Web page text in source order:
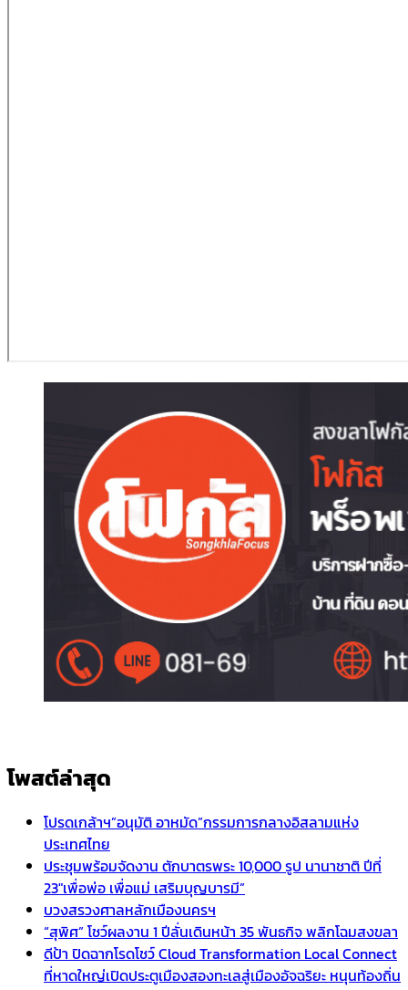
โพสต์ล่าสุด
โปรดเกล้าฯ”อนุมัติ อาหมัด”กรรมการกลางอิสลามแห่ง
ประเทศไทย
ประชุมพร้อมจัดงาน ตักบาตรพระ 10,000 รูป นานาชาติ ปีที่
23″เพื่อพ่อ เพื่อแม่ เสริมบุญบารมี”
บวงสรวงศาลหลักเมืองนครฯ
“สุพิศ” โชว์ผลงาน 1 ปีลั่นเดินหน้า 35 พันธกิจ พลิกโฉมสงขลา
ดีป้า ปิดฉากโรดโชว์ Cloud Transformation Local Connect
ที่หาดใหญ่เปิดประตูเมืองสองทะเลสู่เมืองอัจฉริยะ หนุนท้องถิ่น